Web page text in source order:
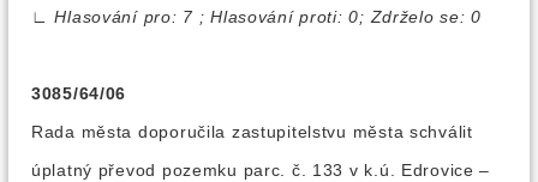
∟
Hlasování pro: 7 ; Hlasování proti: 0; Zdrželo se: 0
3085/64/06
Rada města doporučila zastupitelstvu města schválit
úplatný převod pozemku parc. č. 133 v k.ú. Edrovice –